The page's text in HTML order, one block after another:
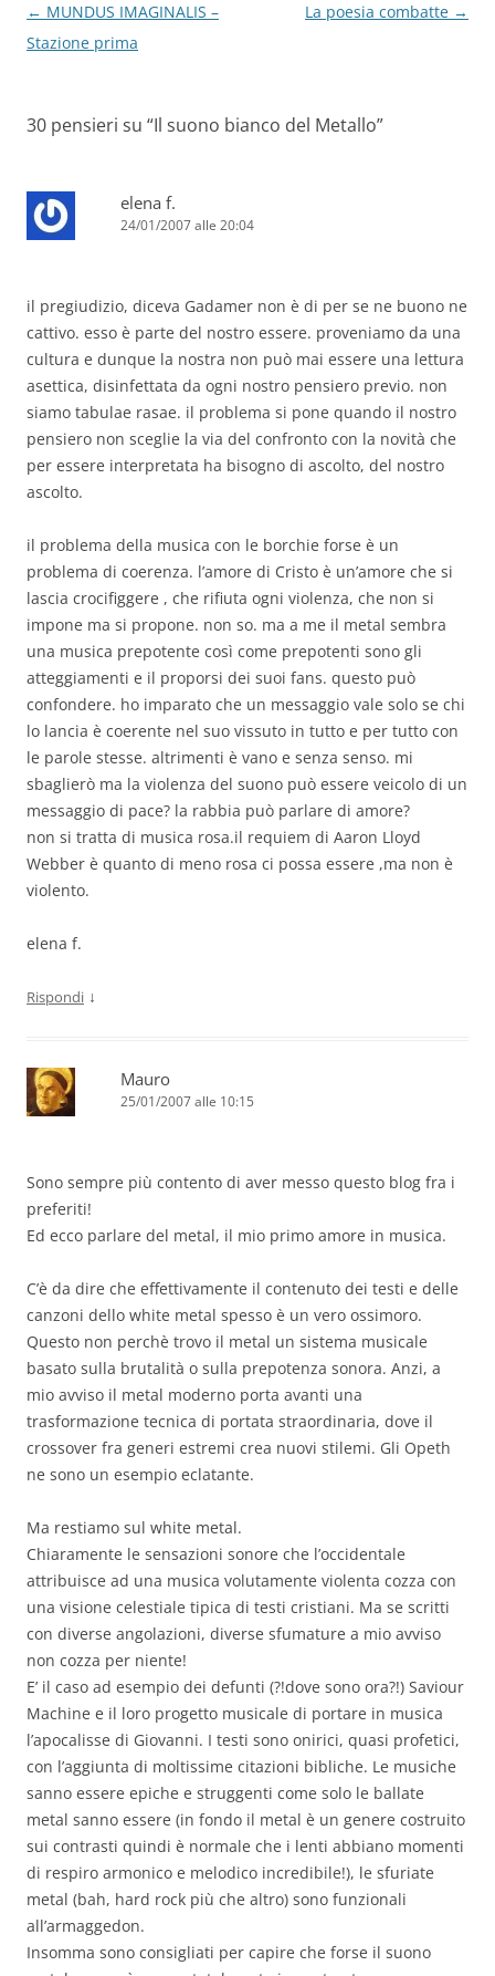
Navigazione
articolo
← MUNDUS IMAGINALIS –
Stazione prima
La poesia combatte →
30 pensieri su “Il suono bianco del Metallo”
elena f.
24/01/2007 alle 20:04
il pregiudizio, diceva Gadamer non è di per se ne buono ne
cattivo. esso è parte del nostro essere. proveniamo da una
cultura e dunque la nostra non può mai essere una lettura
asettica, disinfettata da ogni nostro pensiero previo. non
siamo tabulae rasae. il problema si pone quando il nostro
pensiero non sceglie la via del confronto con la novità che
per essere interpretata ha bisogno di ascolto, del nostro
ascolto.
il problema della musica con le borchie forse è un
problema di coerenza. l’amore di Cristo è un’amore che si
lascia crocifiggere , che rifiuta ogni violenza, che non si
impone ma si propone. non so. ma a me il metal sembra
una musica prepotente così come prepotenti sono gli
atteggiamenti e il proporsi dei suoi fans. questo può
confondere. ho imparato che un messaggio vale solo se chi
lo lancia è coerente nel suo vissuto in tutto e per tutto con
le parole stesse. altrimenti è vano e senza senso. mi
sbaglierò ma la violenza del suono può essere veicolo di un
messaggio di pace? la rabbia può parlare di amore?
non si tratta di musica rosa.il requiem di Aaron Lloyd
Webber è quanto di meno rosa ci possa essere ,ma non è
violento.
elena f.
Rispondi ↓
Mauro
25/01/2007 alle 10:15
Sono sempre più contento di aver messo questo blog fra i
preferiti!
Ed ecco parlare del metal, il mio primo amore in musica.
C’è da dire che effettivamente il contenuto dei testi e delle
canzoni dello white metal spesso è un vero ossimoro.
Questo non perchè trovo il metal un sistema musicale
basato sulla brutalità o sulla prepotenza sonora. Anzi, a
mio avviso il metal moderno porta avanti una
trasformazione tecnica di portata straordinaria, dove il
crossover fra generi estremi crea nuovi stilemi. Gli Opeth
ne sono un esempio eclatante.
Ma restiamo sul white metal.
Chiaramente le sensazioni sonore che l’occidentale
attribuisce ad una musica volutamente violenta cozza con
una visione celestiale tipica di testi cristiani. Ma se scritti
con diverse angolazioni, diverse sfumature a mio avviso
non cozza per niente!
E’ il caso ad esempio dei defunti (?!dove sono ora?!) Saviour
Machine e il loro progetto musicale di portare in musica
l’apocalisse di Giovanni. I testi sono onirici, quasi profetici,
con l’aggiunta di moltissime citazioni bibliche. Le musiche
sanno essere epiche e struggenti come solo le ballate
metal sanno essere (in fondo il metal è un genere costruito
sui contrasti quindi è normale che i lenti abbiano momenti
di respiro armonico e melodico incredibile!), le sfuriate
metal (bah, hard rock più che altro) sono funzionali
all’armaggedon.
Insomma sono consigliati per capire che forse il suono